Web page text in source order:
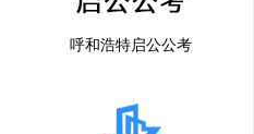
呼和浩特启公公考